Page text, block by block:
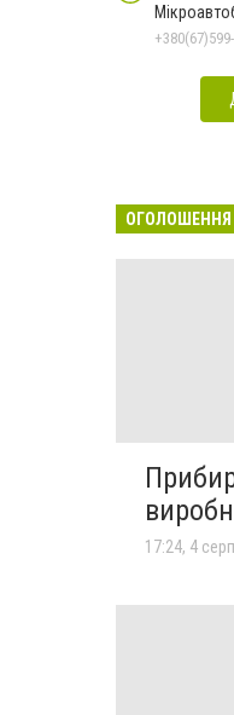
ОГОЛОШЕННЯ
17:24, 4